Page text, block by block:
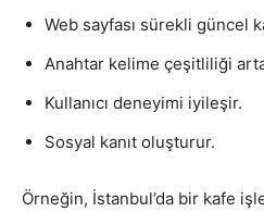
Web sayfası sürekli güncel
Anahtar kelime çeşitliliği
Kullanıcı deneyimi iyileşir.
Sosyal kanıt oluşturur.
Örneğin, İstanbul’da bir kafe